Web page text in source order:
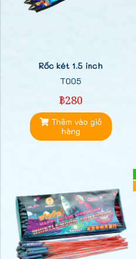
Rốc két 1.5 inch
T005
฿280
hàng